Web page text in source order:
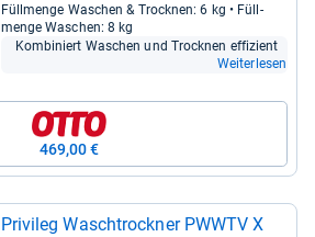
Füll­menge Waschen & Trock­nen: 6 kg • Füll­
menge Waschen: 8 kg
Kom­bi­niert Waschen und Trock­nen effi­zi­ent
Weiterlesen
469,00 €
Pri­vi­leg Wasch­trock­ner PWWTV X